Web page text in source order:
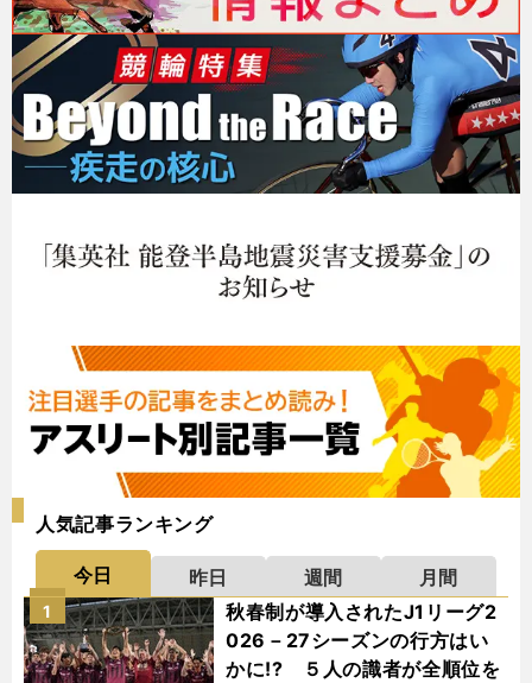
人気記事ランキング
今日 昨日 週間
月間
秋春制が導入されたJ1リーグ2
026－27シーズンの行方はい
かに!? ５人の識者が全順位を
1